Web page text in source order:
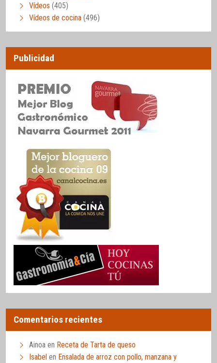
Vídeos (405)
Vídeos de cocina (496)
Publicidad
Comentarios recientes
Ainoa en Receta de Tarta de queso
Isabel en Ensalada de arroz con pollo, manzana y